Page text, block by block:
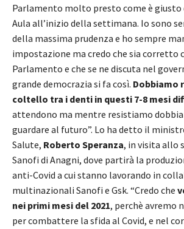
Parlamento molto presto come è giusto
Aula all’inizio della settimana. Io sono
della massima prudenza e ho sempre
impostazione ma credo che sia corretto
Parlamento e che se ne discuta nel
grande democrazia si fa così. Dobbiamo
coltello tra i denti in questi 7-8 mesi
attendono ma mentre resistiamo
guardare al futuro”. Lo ha detto il
Salute, Roberto Speranza, in visita allo
Sanofi di Anagni, dove partirà la
anti-Covid a cui stanno lavorando in
multinazionali Sanofi e Gsk. “Credo che
nei primi mesi del 2021, perchè avremo
per combattere la sfida al Covid, e nel